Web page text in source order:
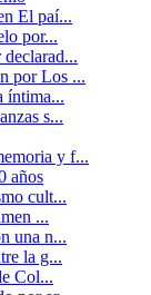
El paí...
por...
por Los ...
íntima...
s...
y f...
años
cult...
...
una n...
la g...
Col...